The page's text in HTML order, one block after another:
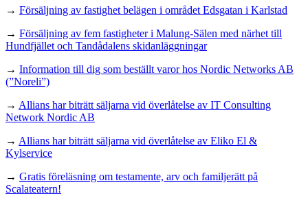
→ Försäljning av fastighet belägen i området Edsgatan i Karlstad
→ Försäljning av fem fastigheter i Malung-Sälen med närhet till
Hundfjället och Tandådalens skidanläggningar
→ Information till dig som beställt varor hos Nordic Networks AB
(”Noreli”)
→ Allians har biträtt säljarna vid överlåtelse av IT Consulting
Network Nordic AB
→ Allians har biträtt säljarna vid överlåtelse av Eliko El &
Kylservice
→ Gratis föreläsning om testamente, arv och familjerätt på
Scalateatern!